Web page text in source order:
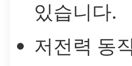
있습니다.
저전력 동